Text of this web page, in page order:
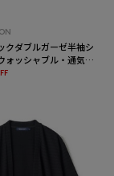
クダブルガーゼ半袖シ
ォッシャブル・通気性